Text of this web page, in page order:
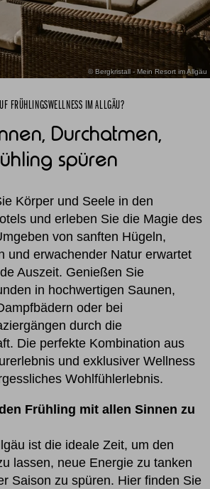
© Bergkristall - Mein Resort im Allgäu
FRÜHLINGSWELLNESS IM ALLGÄU?
Durchatmen,
spüren
Körper und Seele in den
und erleben Sie die Magie des
von sanften Hügeln,
und erwachender Natur erwartet
Auszeit. Genießen Sie
in hochwertigen Saunen,
oder bei
durch die
Die perfekte Kombination aus
und exklusiver Wellness
Wohlfühlerlebnis.
Frühling mit allen Sinnen zu
ist die ideale Zeit, um den
lassen, neue Energie zu tanken
Saison zu spüren. Hier finden Sie